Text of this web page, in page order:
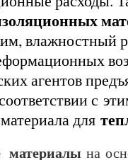
влажностный
агентов
с
для
материалы на